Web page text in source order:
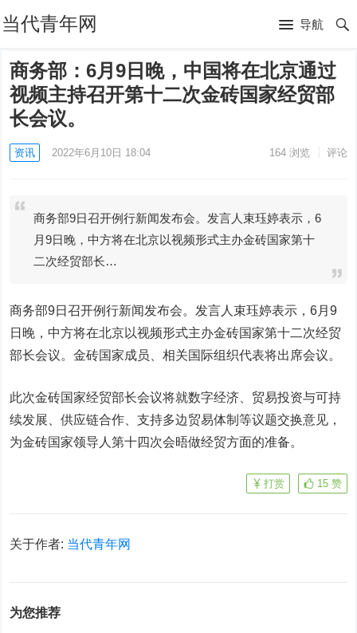
当代青年网 导航
商务部：6月9日晚，中国将在北京通过
视频主持召开第十二次金砖国家经贸部
长会议。
资讯 2022年6月10日 18:04 164浏览 评论
商务部9日召开例行新闻发布会。发言人束珏婷表示，6
月9日晚，中方将在北京以视频形式主办金砖国家第十
二次经贸部长…
商务部9日召开例行新闻发布会。发言人束珏婷表示，6月9
日晚，中方将在北京以视频形式主办金砖国家第十二次经贸
部长会议。金砖国家成员、相关国际组织代表将出席会议。
此次金砖国家经贸部长会议将就数字经济、贸易投资与可持
续发展、供应链合作、支持多边贸易体制等议题交换意见，
为金砖国家领导人第十四次会晤做经贸方面的准备。
15 赞
打赏
关于作者: 当代青年网
为您推荐